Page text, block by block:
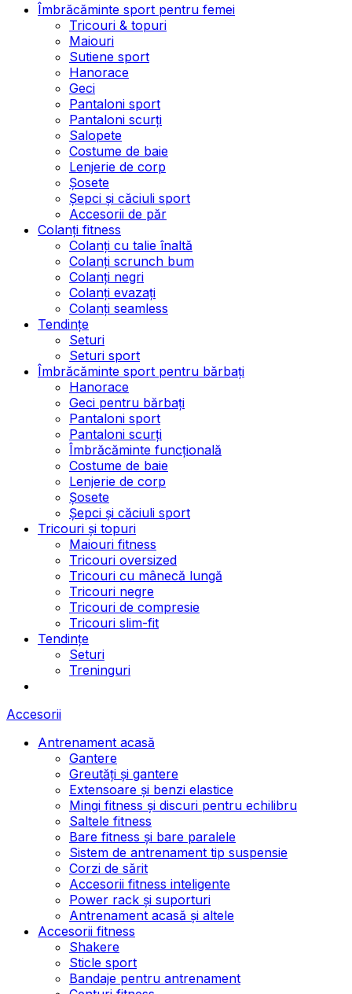
Îmbrăcăminte sport pentru femei
Tricouri & topuri
Maiouri
Sutiene sport
Hanorace
Geci
Pantaloni sport
Pantaloni scurți
Salopete
Costume de baie
Lenjerie de corp
Șosete
Șepci și căciuli sport
Accesorii de păr
Colanți fitness
Colanți cu talie înaltă
Colanți scrunch bum
Colanți negri
Colanți evazați
Colanți seamless
Tendințe
Seturi
Seturi sport
Îmbrăcăminte sport pentru bărbați
Hanorace
Geci pentru bărbați
Pantaloni sport
Pantaloni scurți
Îmbrăcăminte funcțională
Costume de baie
Lenjerie de corp
Șosete
Șepci și căciuli sport
Tricouri și topuri
Maiouri fitness
Tricouri oversized
Tricouri cu mânecă lungă
Tricouri negre
Tricouri de compresie
Tricouri slim-fit
Tendințe
Seturi
Treninguri
Accesorii
Antrenament acasă
Gantere
Greutăți și gantere
Extensoare și benzi elastice
Mingi fitness și discuri pentru echilibru
Saltele fitness
Bare fitness și bare paralele
Sistem de antrenament tip suspensie
Corzi de sărit
Accesorii fitness inteligente
Power rack și suporturi
Antrenament acasă și altele
Accesorii fitness
Shakere
Sticle sport
Bandaje pentru antrenament